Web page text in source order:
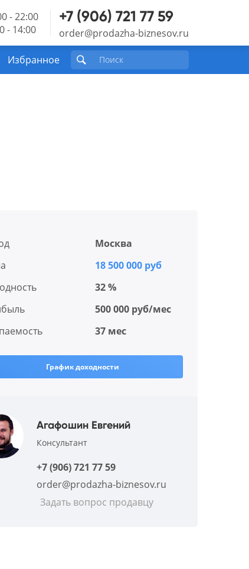
- 22:00
- 14:00
+7 (906) 721 77 59
order@prodazha-biznesov.ru
Избранное
Москва
18 500 000 руб
32 %
500 000 руб/мес
37 мес
График доходности
Агафошин Евгений
Консультант
+7 (906) 721 77 59
order@prodazha-biznesov.ru
Задать вопрос продавцу